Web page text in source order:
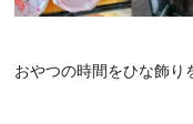
おやつの時間をひな飾り